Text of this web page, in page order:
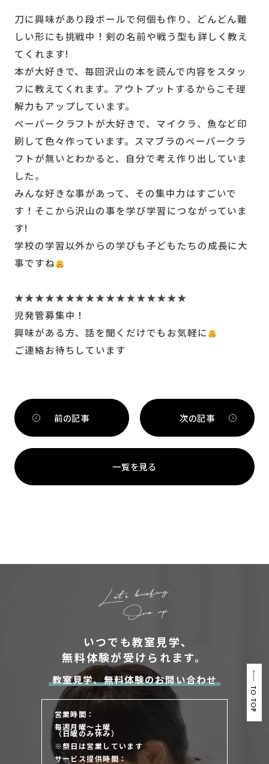
刀に興味があり段ボールで何個も作り、どんどん難
しい形にも挑戦中！剣の名前や戦う型も詳しく教え
てくれます!
本が大好きで、毎回沢山の本を読んで内容をスタッ
フに教えてくれます。アウトプットするからこそ理
解力もアップしています。
ペーパークラフトが大好きで、マイクラ、魚など印
刷して色々作っています。スマブラのペーパークラ
フトが無いとわかると、自分で考え作り出していま
した。
みんな好きな事があって、その集中力はすごいで
す！そこから沢山の事を学び学習につながっていま
す!
学校の学習以外からの学びも子どもたちの成長に大
事ですね
★★★★★★★★★★★★★★★★★
児発管募集中！
興味がある方、話を聞くだけでもお気軽に
ご連絡お待ちしています
前の記事
一覧を見る
次の記事
TO TOP
いつでも教室見学、
無料体験が受けられます。
教室見学、無料体験のお問い合わせ
営業時間：
毎週月曜～土曜
（日曜のみ休み）
※祭日は営業しています
サービス提供時間：